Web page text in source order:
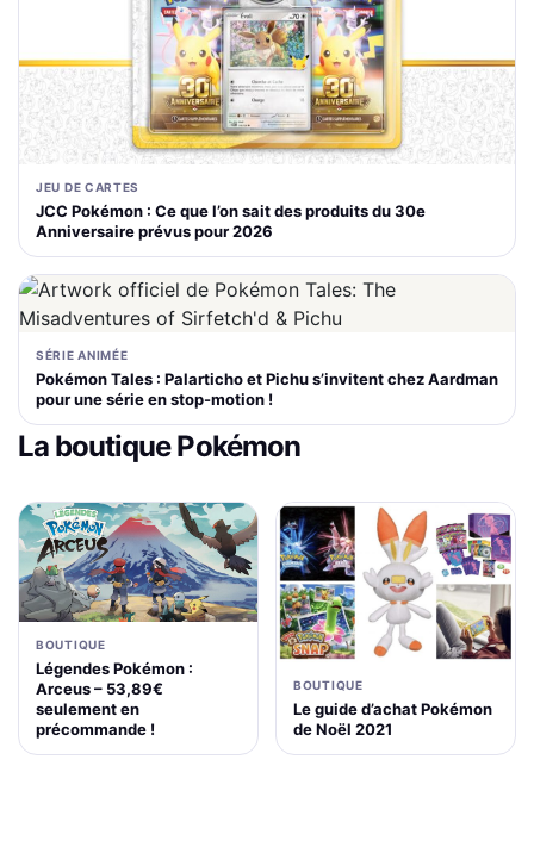
JEU DE CARTES
JCC Pokémon : Ce que l’on sait des produits du 30e
Anniversaire prévus pour 2026
SÉRIE ANIMÉE
Pokémon Tales : Palarticho et Pichu s’invitent chez Aardman
pour une série en stop-motion !
La boutique Pokémon
BOUTIQUE
Légendes Pokémon :
Arceus – 53,89€
seulement en
précommande !
BOUTIQUE
Le guide d’achat Pokémon
de Noël 2021